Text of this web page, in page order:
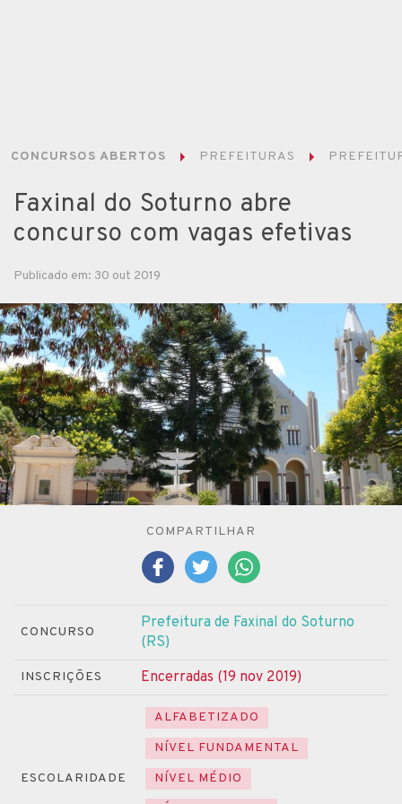
CONCURSOS ABERTOS PREFEITURAS
Faxinal do Soturno abre
concurso com vagas efetivas
Publicado em: 30 out 2019
COMPARTILHAR
CONCURSO
Prefeitura de Faxinal do Soturno
(RS)
INSCRIÇÕES Encerradas (19 nov 2019)
ESCOLARIDADE
ALFABETIZADO
NÍVEL FUNDAMENTAL
NÍVEL MÉDIO